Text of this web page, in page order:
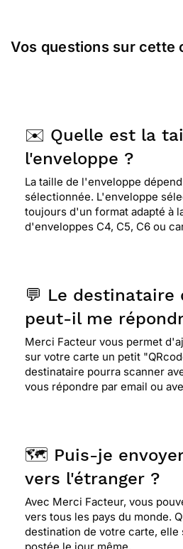
Vos questions sur cette
✉️ Quelle est la
l'enveloppe ?
La taille de l'enveloppe
sélectionnée. L'enveloppe
toujours d'un format adapté à
d'enveloppes C4, C5, C6 ou
💬 Le destinataire
peut-il me
Merci Facteur vous permet
sur votre carte un petit
destinataire pourra scanner
vous répondre par email ou
🗺️ Puis-je
vers l'étranger ?
Avec Merci Facteur, vous
vers tous les pays du monde.
destination de votre carte, elle